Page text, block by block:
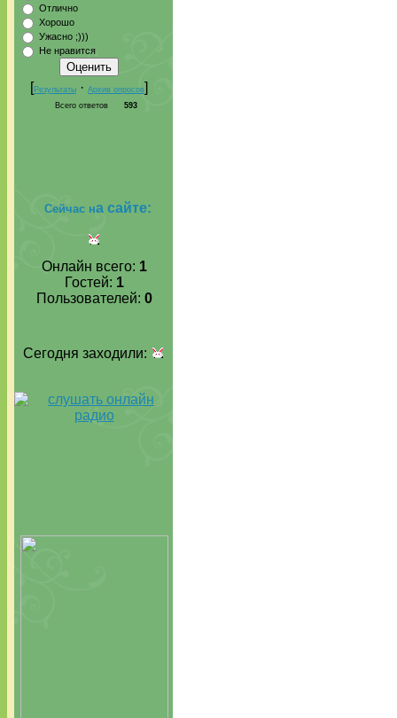
Отлично
Хорошо
Ужасно ;)))
Не нравится
[Результаты · Архив опросов]
Всего ответов 593
Сейчас на сайте:
Онлайн всего: 1
Гостей: 1
Пользователей: 0
Сегодня заходили: